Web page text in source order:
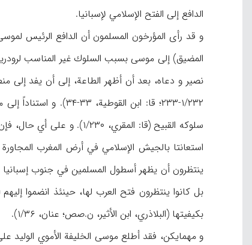
الدافع إلى الفتح الإسلامي لإسبانيا.
المضيق) إلى موسى بسبب السلوك غير المناسب
نصير و دعاه، بعد أن أظهر الطاعة، إلى أن يفد إلى
۱/۲۳۲-۲۳۳؛ قا: ابن القوطية، ۳۳-۳۴). و استناداً إلى ماقاله مؤلف
سلوكه القبيح (قا:
بل كانوا ينتظرون فتح العرب لها، حينئذ انضموا
بكيفيتها (البلاذري، ابن الأثير، ن.صص؛ عنان، ۱/۳۶).
و مهمايكن، فقد أطلع موسى الخليفة الأموي